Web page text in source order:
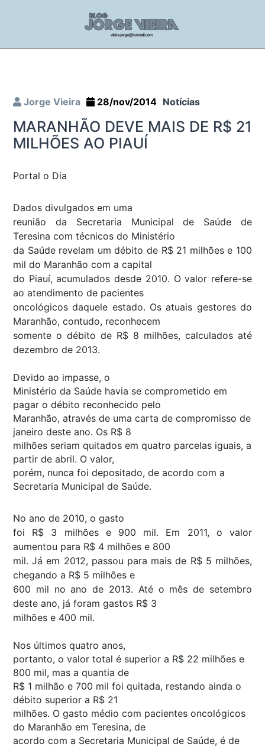
Jorge Vieira 28/nov/2014 Notícias
MARANHÃO DEVE MAIS DE R$ 21
MILHÕES AO PIAUÍ
Portal o Dia
Dados divulgados em uma
reunião da Secretaria Municipal de Saúde de
Teresina com técnicos do Ministério
da Saúde revelam um débito de R$ 21 milhões e 100
mil do Maranhão com a capital
do Piauí, acumulados desde 2010. O valor refere-se
ao atendimento de pacientes
oncológicos daquele estado. Os atuais gestores do
Maranhão, contudo, reconhecem
somente o débito de R$ 8 milhões, calculados até
dezembro de 2013.
Devido ao impasse, o
Ministério da Saúde havia se comprometido em
pagar o débito reconhecido pelo
Maranhão, através de uma carta de compromisso de
janeiro deste ano. Os R$ 8
milhões seriam quitados em quatro parcelas iguais, a
partir de abril. O valor,
porém, nunca foi depositado, de acordo com a
Secretaria Municipal de Saúde.
No ano de 2010, o gasto
foi R$ 3 milhões e 900 mil. Em 2011, o valor
aumentou para R$ 4 milhões e 800
mil. Já em 2012, passou para mais de R$ 5 milhões,
chegando a R$ 5 milhões e
600 mil no ano de 2013. Até o mês de setembro
deste ano, já foram gastos R$ 3
milhões e 400 mil.
Nos últimos quatro anos,
portanto, o valor total é superior a R$ 22 milhões e
800 mil, mas a quantia de
R$ 1 milhão e 700 mil foi quitada, restando ainda o
débito superior a R$ 21
milhões. O gasto médio com pacientes oncológicos
do Maranhão em Teresina, de
acordo com a Secretaria Municipal de Saúde, é de